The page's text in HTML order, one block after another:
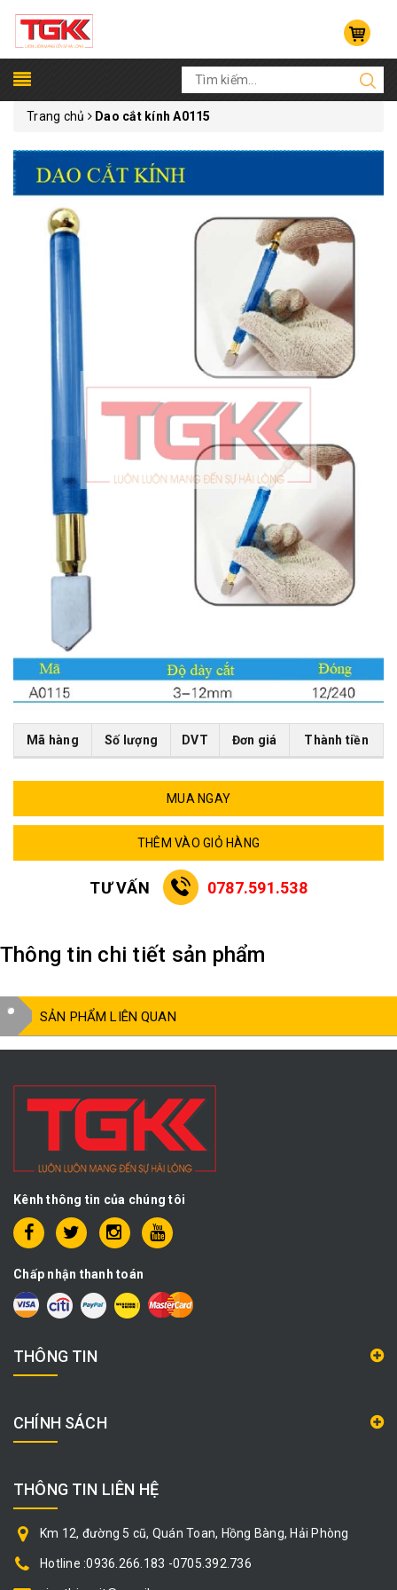
Trang chủ Dao cắt kính A0115
Mã hàng Số lượng DVT Đơn giá Thành tiền
MUA NGAY
THÊM VÀO GIỎ HÀNG
TƯ VẤN 0787.591.538
Thông tin chi tiết sản phẩm
SẢN PHẨM LIÊN QUAN
Kênh thông tin của chúng tôi
Chấp nhận thanh toán
THÔNG TIN
CHÍNH SÁCH
THÔNG TIN LIÊN HỆ
Km 12, đường 5 cũ, Quán Toan, Hồng Bàng, Hải Phòng
Hotline :0936.266.183 -0705.392.736